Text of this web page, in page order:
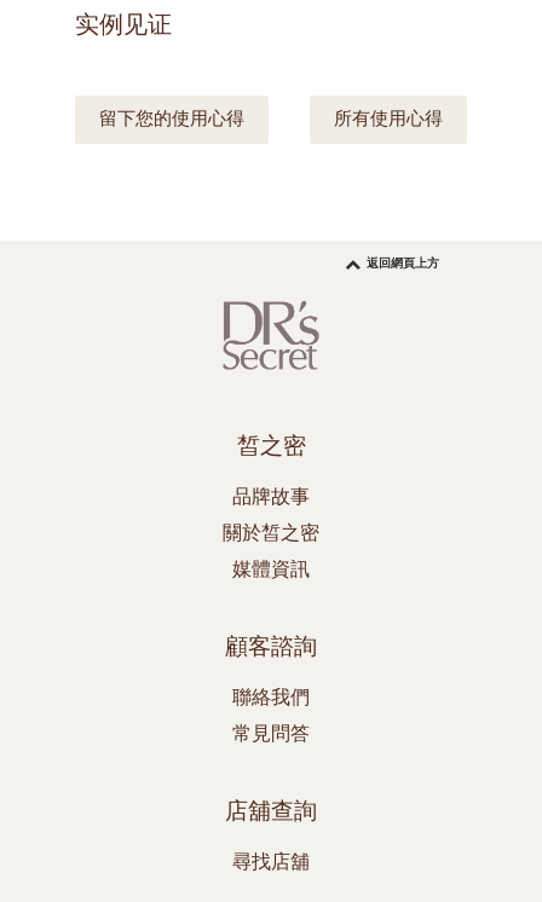
实例见证
留下您的使用心得 所有使用心得
返回網頁上方
皙之密
品牌故事
關於皙之密
媒體資訊
顧客諮詢
聯絡我們
常見問答
店舖查詢
尋找店舖